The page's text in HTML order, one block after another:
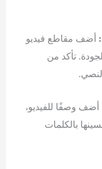
أضف مقاطع فيديو
تأكد من
أضف وصفًا للفيديو،
بالكلمات